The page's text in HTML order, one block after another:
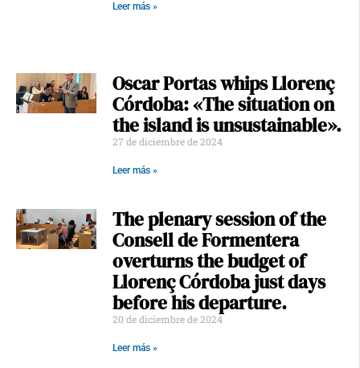
Leer más »
Oscar Portas whips Llorenç
Córdoba: «The situation on
the island is unsustainable».
27 de diciembre de 2024
Leer más »
The plenary session of the
Consell de Formentera
overturns the budget of
Llorenç Córdoba just days
before his departure.
20 de diciembre de 2024
Leer más »